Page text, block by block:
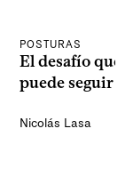
POSTURAS
El desafío que
puede seguir
Nicolás Lasa